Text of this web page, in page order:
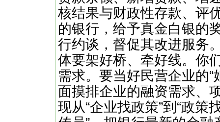
核结果与财政性存款、评
的银行，给予真金白银的
行约谈，督促其改进服务
体要架好桥、牵好线。你
需求。要当好民营企业的
面摸排企业的融资需求、
现从“企业找政策”到“政策